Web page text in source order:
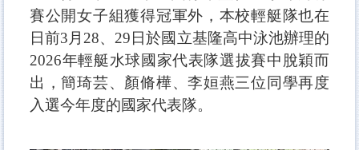
賽公開女子組獲得冠軍外，本校輕艇隊也在
日前3月28、29日於國立基隆高中泳池辦理的
2026年輕艇水球國家代表隊選拔賽中脫穎而
出，簡琦芸、顏脩樺、李姮燕三位同學再度
入選今年度的國家代表隊。